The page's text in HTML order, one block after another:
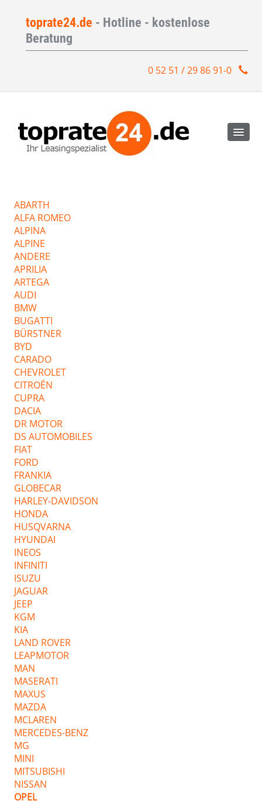
toprate24.de - Hotline - kostenlose
Beratung
0 52 51 / 29 86 91-0
ABARTH
ALFA ROMEO
ALPINA
ALPINE
ANDERE
APRILIA
ARTEGA
AUDI
BMW
BUGATTI
BÜRSTNER
BYD
CARADO
CHEVROLET
CITROËN
CUPRA
DACIA
DR MOTOR
DS AUTOMOBILES
FIAT
FORD
FRANKIA
GLOBECAR
HARLEY-DAVIDSON
HONDA
HUSQVARNA
HYUNDAI
INEOS
INFINITI
ISUZU
JAGUAR
JEEP
KGM
KIA
LAND ROVER
LEAPMOTOR
MAN
MASERATI
MAXUS
MAZDA
MCLAREN
MERCEDES-BENZ
MG
MINI
MITSUBISHI
NISSAN
OPEL